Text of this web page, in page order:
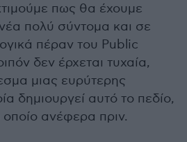
πως θα έχουμε
πολύ σύντομα και σε
πέραν του Public
δεν έρχεται τυχαία,
μιας ευρύτερης
δημιουργεί αυτό το πεδίο,
ανέφερα πριν.